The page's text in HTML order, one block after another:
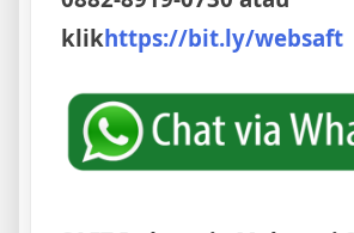
klikhttps://bit.ly/websaft